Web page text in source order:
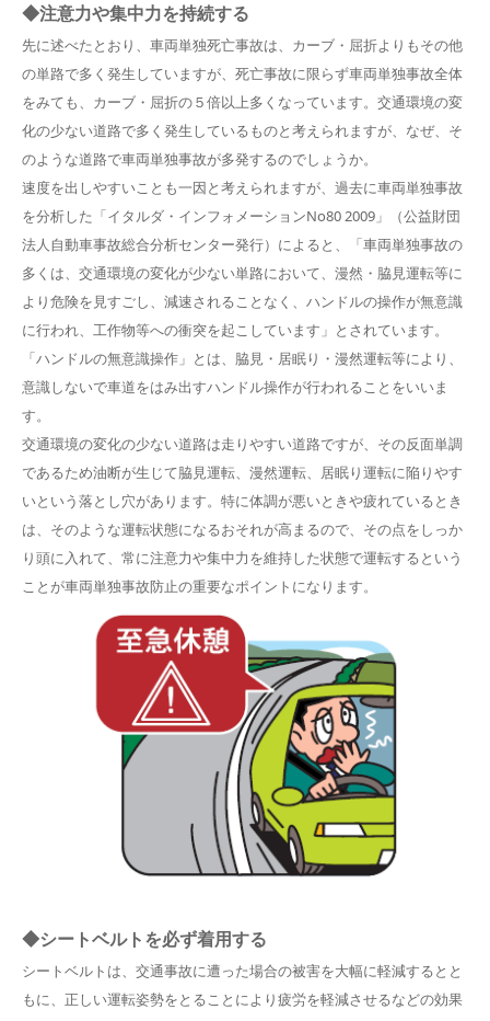
◆注意力や集中力を持続する
先に述べたとおり、車両単独死亡事故は、カーブ・屈折よりもその他
の単路で多く発生していますが、死亡事故に限らず車両単独事故全体
をみても、カーブ・屈折の５倍以上多くなっています。交通環境の変
化の少ない道路で多く発生しているものと考えられますが、なぜ、そ
のような道路で車両単独事故が多発するのでしょうか。
速度を出しやすいことも一因と考えられますが、過去に車両単独事故
を分析した「イタルダ・インフォメーションNo80 2009」（公益財団
法人自動車事故総合分析センター発行）によると、「車両単独事故の
多くは、交通環境の変化が少ない単路において、漫然・脇見運転等に
より危険を見すごし、減速されることなく、ハンドルの操作が無意識
に行われ、工作物等への衝突を起こしています」とされています。
「ハンドルの無意識操作」とは、脇見・居眠り・漫然運転等により、
意識しないで車道をはみ出すハンドル操作が行われることをいいま
す。
交通環境の変化の少ない道路は走りやすい道路ですが、その反面単調
であるため油断が生じて脇見運転、漫然運転、居眠り運転に陥りやす
いという落とし穴があります。特に体調が悪いときや疲れているとき
は、そのような運転状態になるおそれが高まるので、その点をしっか
り頭に入れて、常に注意力や集中力を維持した状態で運転するという
ことが車両単独事故防止の重要なポイントになります。
◆シートベルトを必ず着用する
シートベルトは、交通事故に遭った場合の被害を大幅に軽減するとと
もに、正しい運転姿勢をとることにより疲労を軽減させるなどの効果